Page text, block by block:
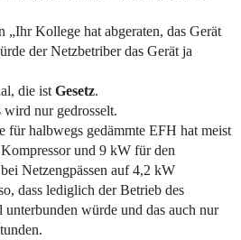
Kollege hat abgeraten, das Gerät
der Netzbetriber das Gerät ja
die ist Gesetz.
wird nur gedrosselt.
für halbwegs gedämmte EFH hat meist
und 9 kW für den
Netzengpässen auf 4,2 kW
dass lediglich der Betrieb des
unterbunden würde und das auch nur